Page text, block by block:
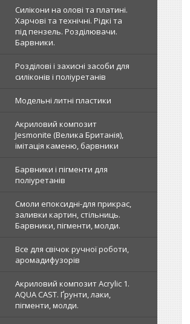
Силікони на олові та платині.
Харчові та технічні. Рідкі та
під пензель. Розділювачи.
Барвники.
Розділові і захисні засоби для
силіконів і поліуретанів
Модельні литні пластики
Акриловий композит
Jesmonite (Велика Британія),
імітація каменю, барвники
Барвники і пігменти для
поліуретанів
Смоли епоксидні-для прикрас,
заливки картин, стільниць.
Барвники, пігменти, молди.
Все для свічок ручної роботи,
аромадифузорів
Акриловий композит Acrylic 1.
AQUA CAST. Ґрунти, лаки,
пігменти, молди.